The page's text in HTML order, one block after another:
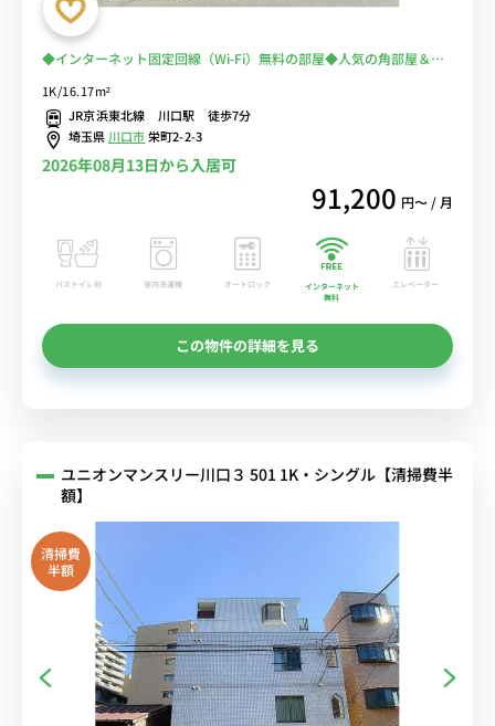
◆インターネット固定回線（Wi-Fi）無料の部屋◆人気の角部屋＆２
クローゼットと玄関にミラー付き
1K/16.17m²
JR京浜東北線 川口駅 徒歩7分
埼玉県 川口市栄町2-2-3
2026年08月13日から入居可
91,200 円〜 / 月
バストイレ別 室内洗濯機 オートロック
インターネット
無料
エレベーター
この物件の詳細を見る
ユニオンマンスリー川口３ 501 1K・シングル【清掃費半
額】
清掃費
半額